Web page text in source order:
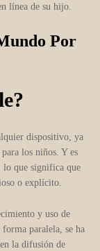
línea de su hijo.
Por
dispositivo, ya
los niños. Y es
lo que significa que
o explícito.
y uso de
paralela, se ha
la difusión de